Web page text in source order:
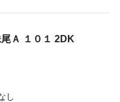
Ａ １０１ 2DK
し